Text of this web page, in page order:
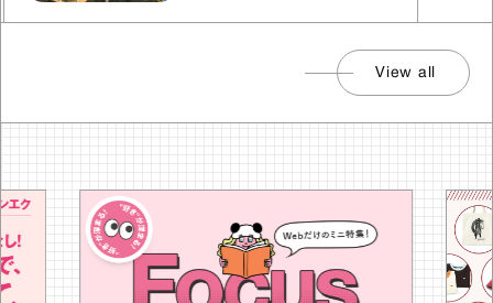
View all